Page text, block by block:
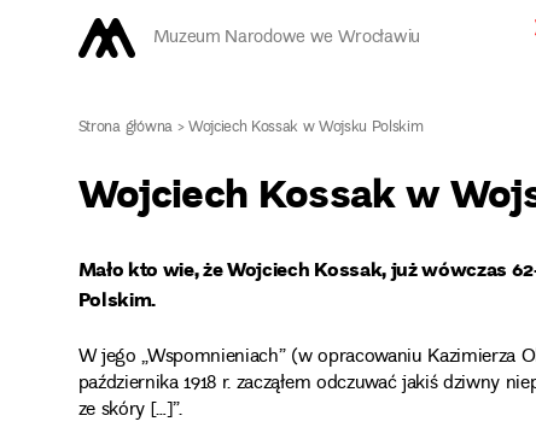
Muzeum Narodowe we Wrocławiu
Strona główna>Wojciech Kossak w Wojsku Polskim
Wojciech Kossak w
Mało kto wie, że Wojciech Kossak, już wówczas
Polskim.
W jego „Wspomnieniach” (w opracowaniu Kazimierza
października 1918 r. zacząłem odczuwać jakiś dziwny
ze skóry […]”.